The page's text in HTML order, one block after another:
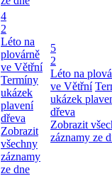
4
2
Léto na
plovárně
ve Větřní
Termíny
ukázek
plavení
dřeva
Zobrazit
všechny
záznamy
ze dne
5
2
Léto na
ve Větřní
ukázek
dřeva
Zobrazit
záznamy ze